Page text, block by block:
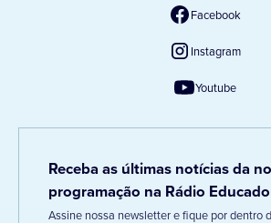
Facebook
Instagram
Youtube
Receba as últimas notícias da
programação na Rádio
Assine nossa newsletter e fique por dentro